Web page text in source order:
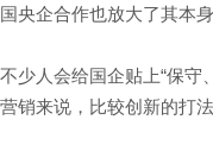
国央企合作也放大了其本
不少人会给国企贴上“保守
营销来说，比较创新的打